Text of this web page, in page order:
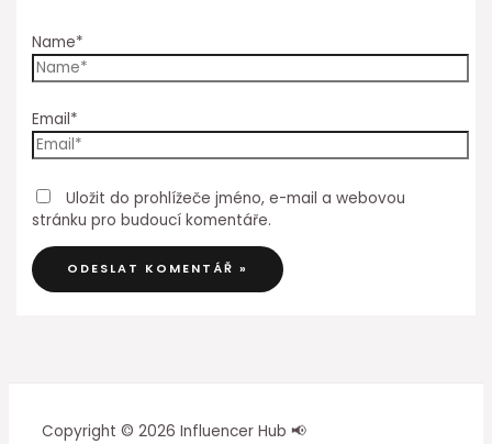
Name*
Email*
Uložit do prohlížeče jméno, e-mail a webovou
stránku pro budoucí komentáře.
Copyright © 2026 Influencer Hub 📢